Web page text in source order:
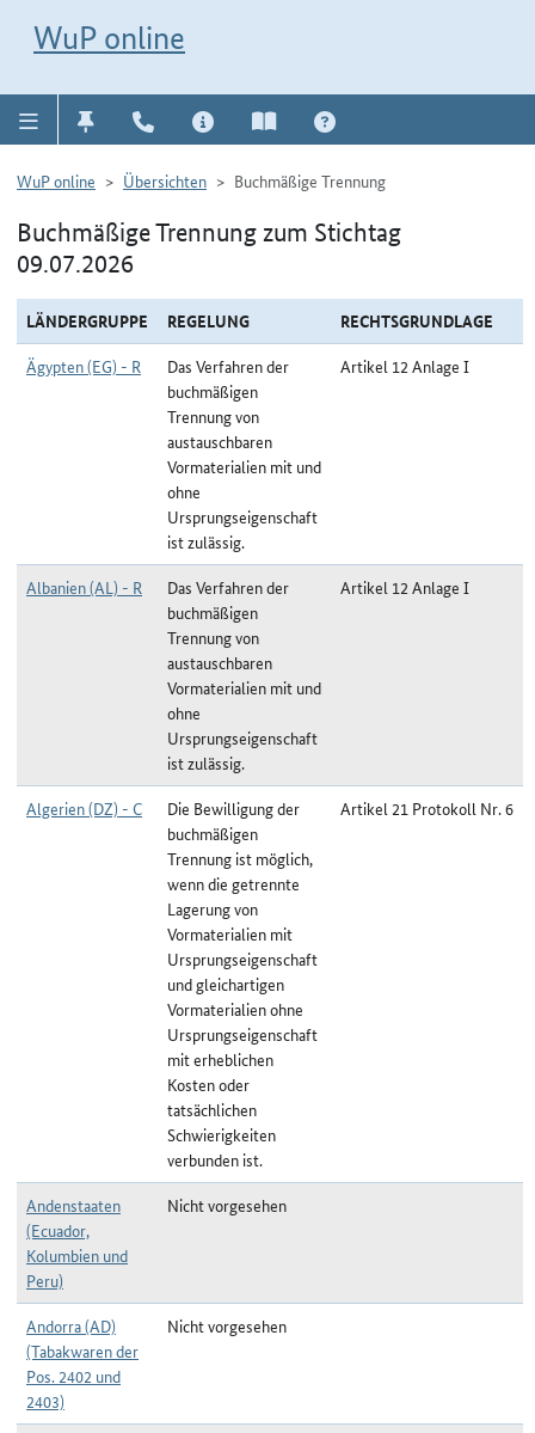
WuP online
WuP online Übersichten Buchmäßige Trennung
Buchmäßige Trennung zum Stichtag
09.07.2026
LÄNDERGRUPPE REGELUNG
RECHTSGRUNDLAGE
Ägypten (EG) - R
Das Verfahren der
buchmäßigen
Trennung von
austauschbaren
Vormaterialien mit und
ohne
Ursprungseigenschaft
ist zulässig.
Artikel 12 Anlage I
Albanien (AL) - R
Das Verfahren der
buchmäßigen
Trennung von
austauschbaren
Vormaterialien mit und
ohne
Ursprungseigenschaft
ist zulässig.
Artikel 12 Anlage I
Algerien (DZ) - C
Die Bewilligung der
buchmäßigen
Trennung ist möglich,
wenn die getrennte
Lagerung von
Vormaterialien mit
Ursprungseigenschaft
und gleichartigen
Vormaterialien ohne
Ursprungseigenschaft
mit erheblichen
Kosten oder
tatsächlichen
Schwierigkeiten
verbunden ist.
Artikel 21 Protokoll Nr. 6
Andenstaaten
(Ecuador,
Kolumbien und
Peru)
Nicht vorgesehen
Andorra (AD)
(Tabakwaren der
Pos. 2402 und
2403)
Nicht vorgesehen